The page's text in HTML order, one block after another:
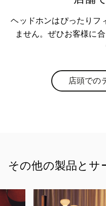
ヘッドホンはぴったりフ
ません。ぜひお客様に
店頭での
その他の製品とサ